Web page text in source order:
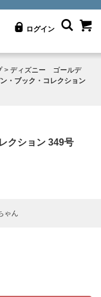
ログイン
> ディズニー ゴールデ
・ブック・コレクション
クション 349号
ゃん